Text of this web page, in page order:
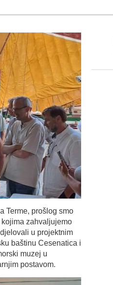
Terme, prošlog smo
zahvaljujemo
u projektnim
baštinu Cesenatica i
muzej u
postavom.